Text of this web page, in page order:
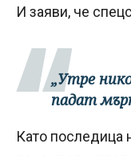
И заяви, че
„Утре
падат
Като последица